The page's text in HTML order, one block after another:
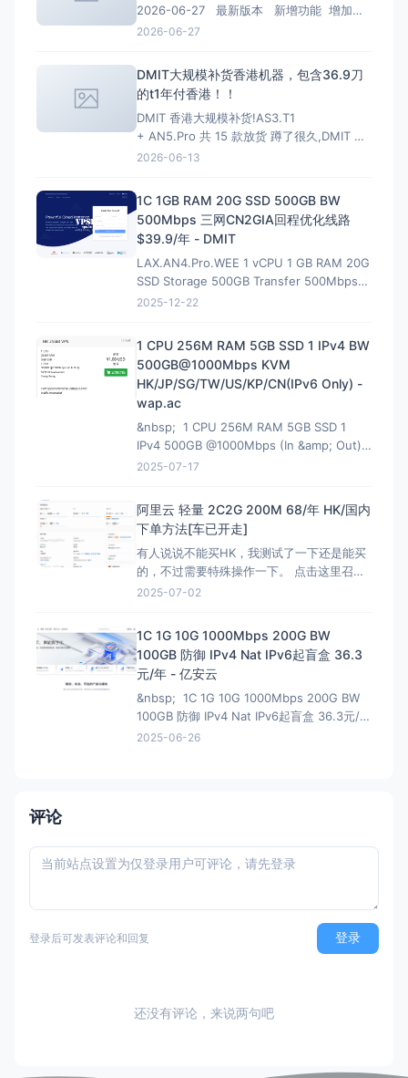
2026-06-27 最新版本 新增功能 增加
PHP 8.4、PHP 8.5安装、多PHP安装、升级
2026-06-27
DMIT大规模补货香港机器，包含36.9刀
的t1年付香港！！
DMIT 香港大规模补货!AS3.T1
+ AN5.Pro 共 15 款放货 蹲了很久,DMIT 香
港终于一次放出两条线,手快有手慢无(港区一
流量 · 入门 $6.9/月起
2026-06-13
1C 1GB RAM 20G SSD 500GB BW
500Mbps 三网CN2GIA回程优化线路
$39.9/年 - DMIT
LAX.AN4.Pro.WEE 1 vCPU 1 GB RAM 20G
SSD Storage 500GB Transfer 500Mbps
VirtIO Interface 1 IPv4 &amp; 1 IPv6 /64
2025-12-22
1 CPU 256M RAM 5GB SSD 1 IPv4 BW
500GB@1000Mbps KVM
HK/JP/SG/TW/US/KP/CN(IPv6 Only) -
wap.ac
&nbsp; 1 CPU 256M RAM 5GB SSD 1
IPv4 500GB @1000Mbps (In &amp; Out)
KVM Virtualization 立即购买 &nbsp; HK
2025-07-17
阿里云 轻量 2C2G 200M 68/年 HK/国内
下单方法[车已开走]
有人说说不能买HK，我测试了一下还是能买
的，不过需要特殊操作一下。 点击这里召唤
神龙，获取HK购买资格链接：注意有AFF，
说我这个地址还能叠加之前的100优惠券，不
过最终还是需要退款，所以大可不必。
2025-07-02
1C 1G 10G 1000Mbps 200G BW
100GB 防御 IPv4 Nat IPv6起盲盒 36.3
元/年 - 亿安云
&nbsp; 1C 1G 10G 1000Mbps 200G BW
100GB 防御 IPv4 Nat IPv6起盲盒 36.3元/年
- 亿安云 地域节点:湖北武汉-B1 CPU核
2025-06-26
评论
登录后可发表评论和回复 登录
还没有评论，来说两句吧